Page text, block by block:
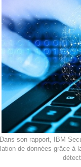
Dans son rapport, IBM
de données grâce à